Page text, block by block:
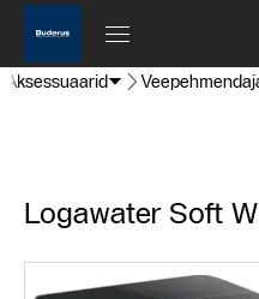
Aksessuaarid
Logawater Soft